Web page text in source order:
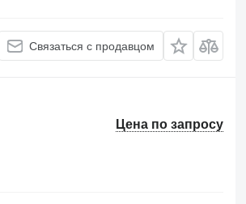
Связаться с продавцом
Цена по запросу